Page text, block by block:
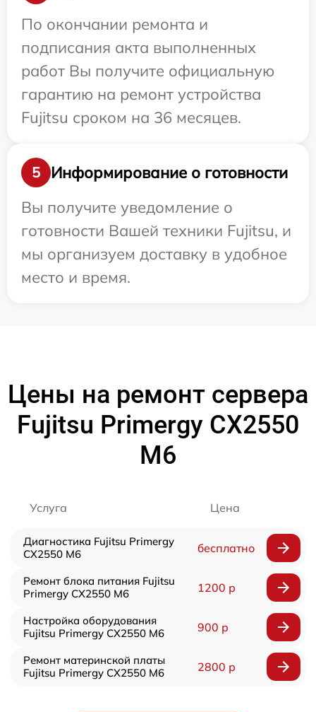
По окончании ремонта и
подписания акта выполненных
работ Вы получите официальную
гарантию на ремонт устройства
Fujitsu сроком на 36 месяцев.
5
Информирование о готовности
Вы получите уведомление о
готовности Вашей техники Fujitsu, и
мы организуем доставку в удобное
место и время.
Цены на ремонт сервера
Fujitsu Primergy CX2550
M6
Услуга Цена
Диагностика Fujitsu Primergy
CX2550 M6
бесплатно
Ремонт блока питания Fujitsu
Primergy CX2550 M6
1200 р
Настройка оборудования
Fujitsu Primergy CX2550 M6
900 р
Ремонт материнской платы
Fujitsu Primergy CX2550 M6
2800 р